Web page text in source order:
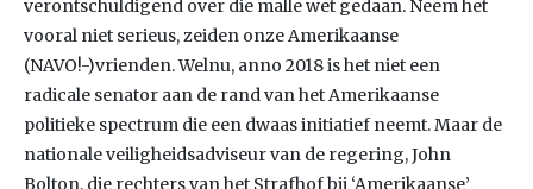
verontschuldigend over die malle wet gedaan. Neem het
vooral niet serieus, zeiden onze Amerikaanse
(NAVO!-)vrienden. Welnu, anno 2018 is het niet een
radicale senator aan de rand van het Amerikaanse
politieke spectrum die een dwaas initiatief neemt. Maar de
nationale veiligheidsadviseur van de regering, John
Bolton, die rechters van het Strafhof bij ‘Amerikaanse’